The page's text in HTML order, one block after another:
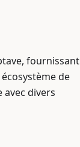
fournissant
de
divers